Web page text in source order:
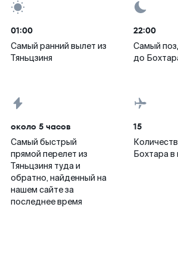
01:00
Самый ранний вылет из
Тяньцзиня
22:00
Самый
до
около 5 часов
Самый быстрый
прямой перелет из
Тяньцзиня туда и
обратно, найденный на
нашем сайте за
последнее время
15
Бохтара